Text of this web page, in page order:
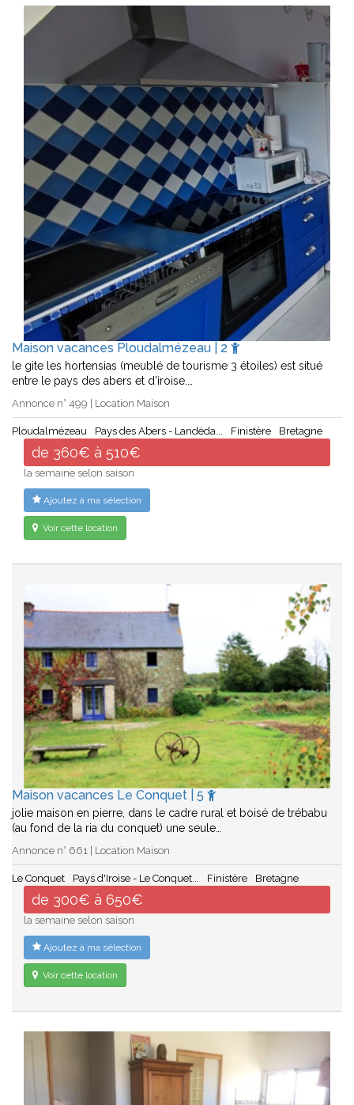
Maison vacances Ploudalmézeau | 2
le gite les hortensias (meublé de tourisme 3 étoiles) est situé
entre le pays des abers et d'iroise.…
Annonce n° 499 | Location Maison
Ploudalmézeau Pays des Abers - Landéda... Finistère Bretagne
de 360€ à 510€
la semaine selon saison
Ajoutez à ma sélection
Voir cette location
Maison vacances Le Conquet | 5
jolie maison en pierre, dans le cadre rural et boisé de trébabu
(au fond de la ria du conquet) une seule…
Annonce n° 661 | Location Maison
Le Conquet Pays d'Iroise - Le Conquet... Finistère Bretagne
de 300€ à 650€
la semaine selon saison
Ajoutez à ma sélection
Voir cette location